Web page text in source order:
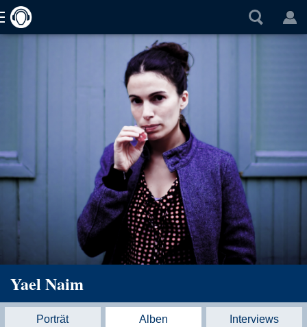
Yael Naim
Porträt Alben Interviews